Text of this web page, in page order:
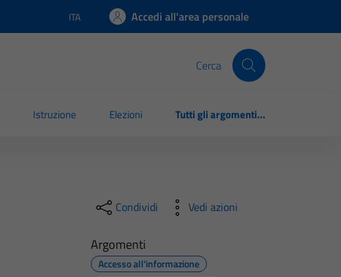
Lingua attiva:
ITA Accedi all'area personale
Cerca
Istruzione Elezioni Tutti gli argomenti...
Condividi Vedi azioni
Argomenti
Accesso all'informazione